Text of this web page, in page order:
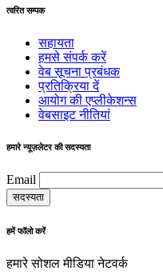
त्वरित सम्पक
सहायता
हमसे संपर्क करें
वेब सूचना प्रबंधक
प्रतिक्रिया दें
आयोग की एप्लीकेशन्स
वेबसाइट नीतियां
हमारे न्यूज़लेटर की सदस्यता
Email
हमें फॉलो करें
हमारे सोशल मीडिया नेटवर्क